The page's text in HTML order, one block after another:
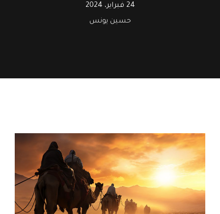
24 فبراير، 2024
حسين يونس